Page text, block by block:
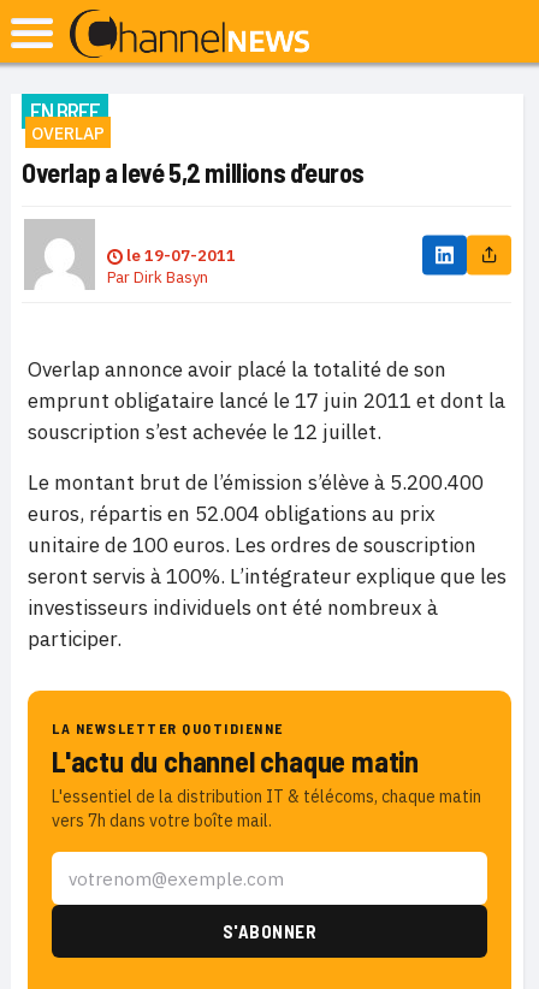
EN BREF
OVERLAP
Overlap a levé 5,2 millions d’euros
le19-07-2011
ParDirk Basyn
Overlap annonce avoir placé la totalité de son
emprunt obligataire lancé le 17 juin 2011 et dont la
souscription s’est achevée le 12 juillet.
Le montant brut de l’émission s’élève à 5.200.400
euros, répartis en 52.004 obligations au prix
unitaire de 100 euros. Les ordres de souscription
seront servis à 100%. L’intégrateur explique que les
investisseurs individuels ont été nombreux à
participer.
LA NEWSLETTER QUOTIDIENNE
L'actu du channel chaque matin
L'essentiel de la distribution IT & télécoms, chaque matin
vers 7h dans votre boîte mail.